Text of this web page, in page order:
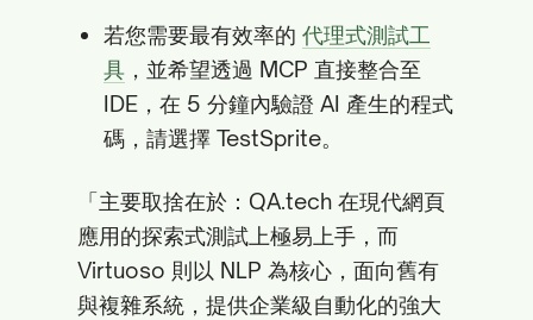
若您需要最有效率的 代理式測試工
具 ，並希望透過 MCP 直接整合至
IDE，在 5 分鐘內驗證 AI 產生的程式
碼，請選擇 TestSprite。
「主要取捨在於：QA.tech 在現代網頁
應用的探索式測試上極易上手，而
Virtuoso 則以 NLP 為核心，面向舊有
與複雜系統，提供企業級自動化的強大